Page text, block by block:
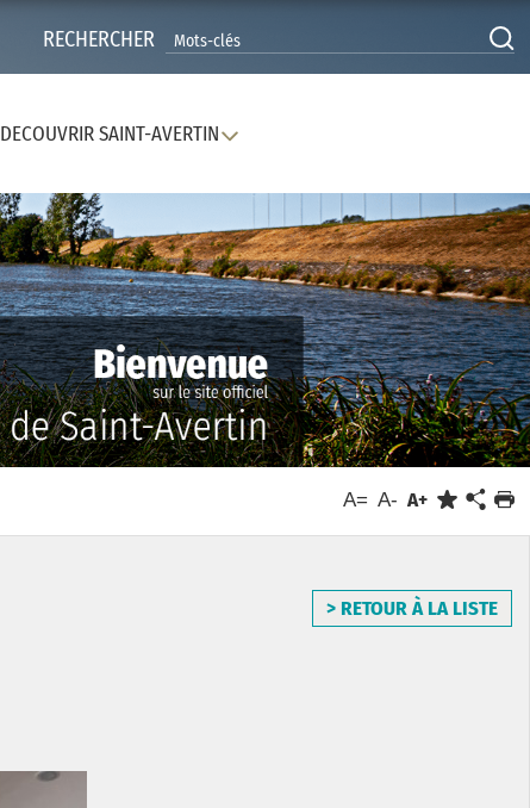
RECHERCHER
DECOUVRIR SAINT-AVERTIN
A= A- A+
> RETOUR À LA LISTE